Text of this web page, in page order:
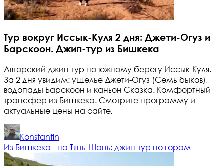
Тур вокруг Иссык-Куля 2 дня: Джети-Огуз и
Барскоон. Джип-тур из Бишкека
Авторский джип-тур по южному берегу Иссык-Куля.
За 2 дня увидим: ущелье Джети-Огуз (Семь быков),
водопады Барскоон и каньон Сказка. Комфортный
трансфер из Бишкека. Смотрите программу и
актуальные цены на сайте.
Konstantin
Из Бишкека - на Тянь-Шань: джип-тур по горам